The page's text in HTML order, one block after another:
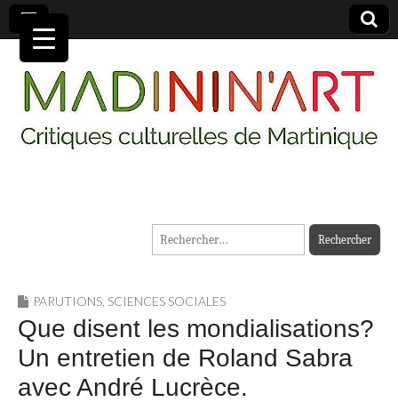
MADININ'ART
Rechercher :
PARUTIONS, SCIENCES SOCIALES
Que disent les mondialisations?
Un entretien de Roland Sabra
avec André Lucrèce.